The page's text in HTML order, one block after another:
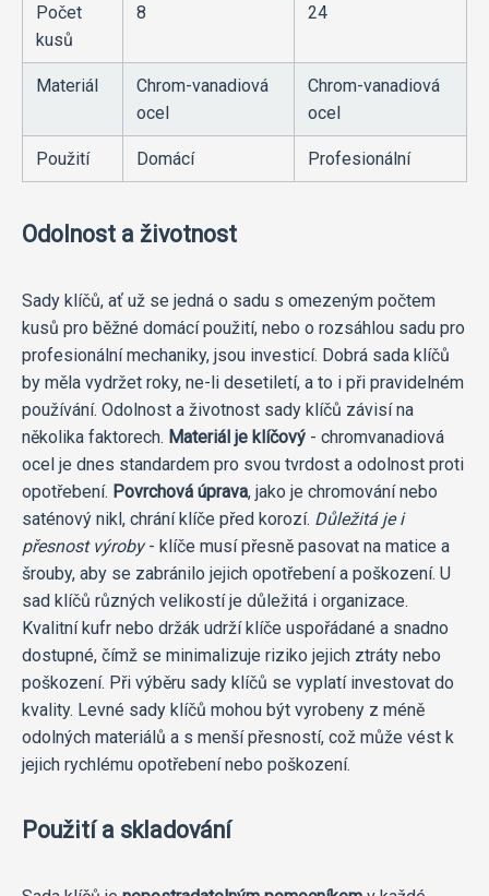
Počet
kusů
8 24
Materiál
Chrom-vanadiová
ocel
Chrom-vanadiová
ocel
Použití Domácí Profesionální
Odolnost a životnost
Sady klíčů, ať už se jedná o sadu s omezeným počtem
kusů pro běžné domácí použití, nebo o rozsáhlou sadu pro
profesionální mechaniky, jsou investicí. Dobrá sada klíčů
by měla vydržet roky, ne-li desetiletí, a to i při pravidelném
používání. Odolnost a životnost sady klíčů závisí na
několika faktorech. Materiál je klíčový - chromvanadiová
ocel je dnes standardem pro svou tvrdost a odolnost proti
opotřebení. Povrchová úprava, jako je chromování nebo
saténový nikl, chrání klíče před korozí. Důležitá je i
přesnost výroby- klíče musí přesně pasovat na matice a
šrouby, aby se zabránilo jejich opotřebení a poškození. U
sad klíčů různých velikostí je důležitá i organizace.
Kvalitní kufr nebo držák udrží klíče uspořádané a snadno
dostupné, čímž se minimalizuje riziko jejich ztráty nebo
poškození. Při výběru sady klíčů se vyplatí investovat do
kvality. Levné sady klíčů mohou být vyrobeny z méně
odolných materiálů a s menší přesností, což může vést k
jejich rychlému opotřebení nebo poškození.
Použití a skladování